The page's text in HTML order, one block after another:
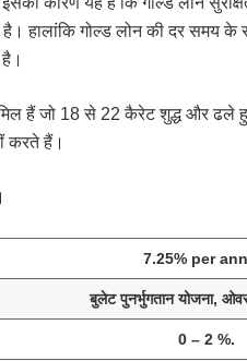
हालांकि गोल्ड लोन की दर समय के
हैं जो 18 से 22 कैरेट शुद्ध और
करते हैं।
7.25% per
बुलेट पुनर्भुगतान योजना,
0 – 2 %.